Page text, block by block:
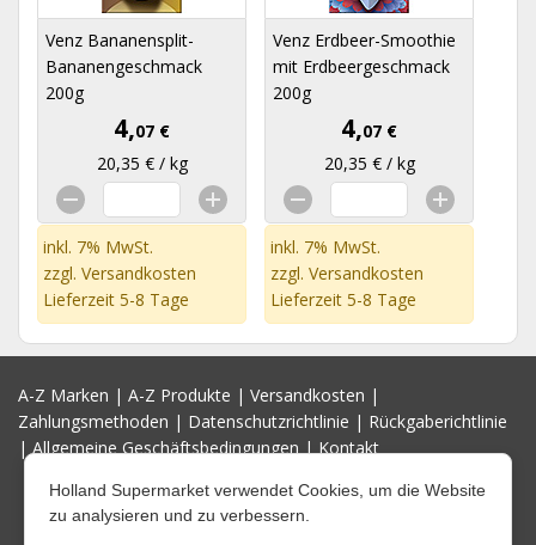
Venz Bananensplit-
Bananengeschmack
200g
4,07 €
20,35 € / kg
inkl. 7% MwSt.
zzgl. Versandkosten
Lieferzeit 5-8 Tage
Venz Erdbeer-Smoothie
mit Erdbeergeschmack
200g
4,07 €
20,35 € / kg
inkl. 7% MwSt.
zzgl. Versandkosten
Lieferzeit 5-8 Tage
A-Z Marken | A-Z Produkte | Versandkosten |
Zahlungsmethoden | Datenschutzrichtlinie | Rückgaberichtlinie
|Allgemeine Geschäftsbedingungen|Kontakt
Holland Supermarket verwendet Cookies, um die Website
zu analysieren und zu verbessern.